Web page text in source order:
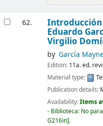
62. Introducción
Eduardo
Virgilio
by García
Edition: 11a. ed.
Material type:
Publication details:
Availability:Items
- Biblioteca: No
G216in .